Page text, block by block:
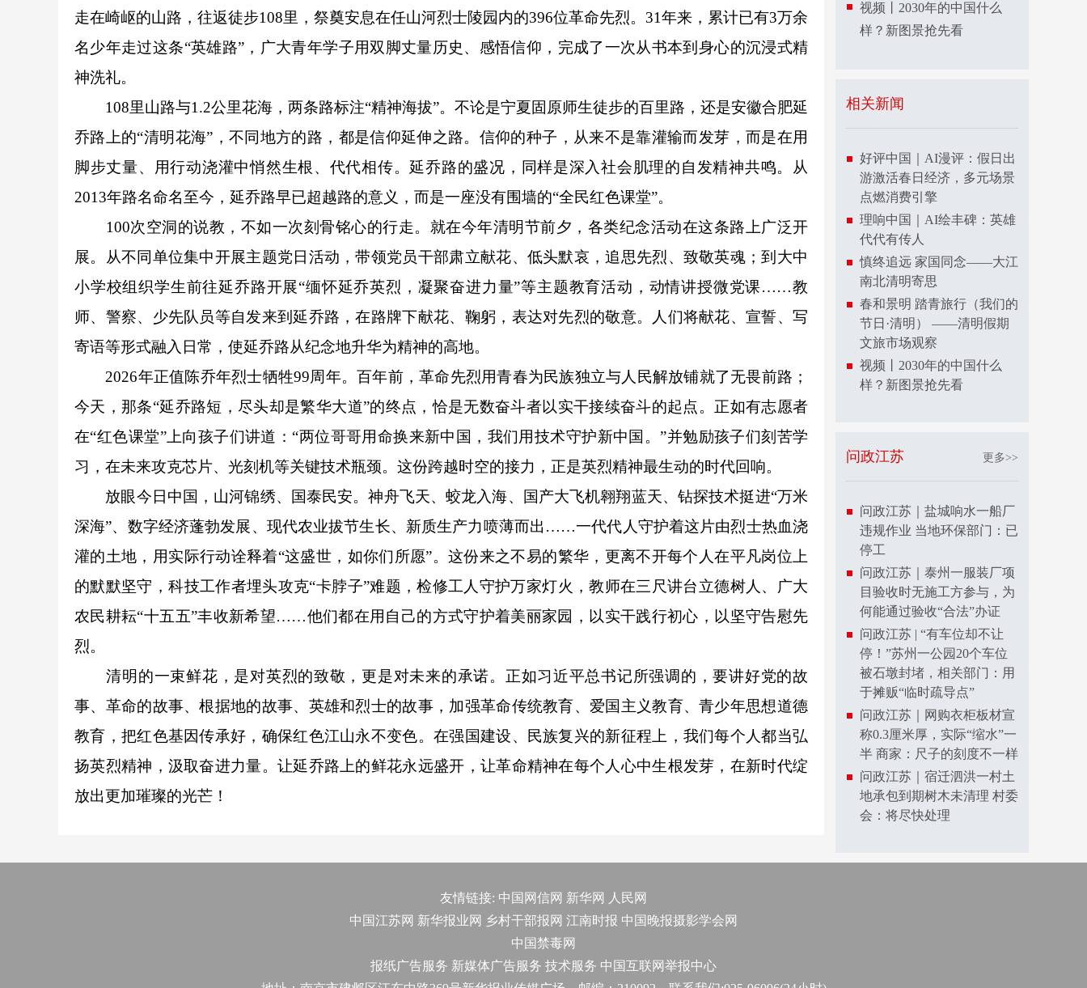
走在崎岖的山路，往返徒步108里，祭奠安息在任山河烈士陵园内的396位革命先烈。31年来，累计已有3万余
名少年走过这条“英雄路”，广大青年学子用双脚丈量历史、感悟信仰，完成了一次从书本到身心的沉浸式精
神洗礼。
108里山路与1.2公里花海，两条路标注“精神海拔”。不论是宁夏固原师生徒步的百里路，还是安徽合肥延
乔路上的“清明花海”，不同地方的路，都是信仰延伸之路。信仰的种子，从来不是靠灌输而发芽，而是在用
脚步丈量、用行动浇灌中悄然生根、代代相传。延乔路的盛况，同样是深入社会肌理的自发精神共鸣。从
2013年路名命名至今，延乔路早已超越路的意义，而是一座没有围墙的“全民红色课堂”。
100次空洞的说教，不如一次刻骨铭心的行走。就在今年清明节前夕，各类纪念活动在这条路上广泛开
展。从不同单位集中开展主题党日活动，带领党员干部肃立献花、低头默哀，追思先烈、致敬英魂；到大中
小学校组织学生前往延乔路开展“缅怀延乔英烈，凝聚奋进力量”等主题教育活动，动情讲授微党课……教
师、警察、少先队员等自发来到延乔路，在路牌下献花、鞠躬，表达对先烈的敬意。人们将献花、宣誓、写
寄语等形式融入日常，使延乔路从纪念地升华为精神的高地。
2026年正值陈乔年烈士牺牲99周年。百年前，革命先烈用青春为民族独立与人民解放铺就了无畏前路；
今天，那条“延乔路短，尽头却是繁华大道”的终点，恰是无数奋斗者以实干接续奋斗的起点。正如有志愿者
在“红色课堂”上向孩子们讲道：“两位哥哥用命换来新中国，我们用技术守护新中国。”并勉励孩子们刻苦学
习，在未来攻克芯片、光刻机等关键技术瓶颈。这份跨越时空的接力，正是英烈精神最生动的时代回响。
放眼今日中国，山河锦绣、国泰民安。神舟飞天、蛟龙入海、国产大飞机翱翔蓝天、钻探技术挺进“万米
深海”、数字经济蓬勃发展、现代农业拔节生长、新质生产力喷薄而出……一代代人守护着这片由烈士热血浇
灌的土地，用实际行动诠释着“这盛世，如你们所愿”。这份来之不易的繁华，更离不开每个人在平凡岗位上
的默默坚守，科技工作者埋头攻克“卡脖子”难题，检修工人守护万家灯火，教师在三尺讲台立德树人、广大
农民耕耘“十五五”丰收新希望……他们都在用自己的方式守护着美丽家园，以实干践行初心，以坚守告慰先
烈。
清明的一束鲜花，是对英烈的致敬，更是对未来的承诺。正如习近平总书记所强调的，要讲好党的故
事、革命的故事、根据地的故事、英雄和烈士的故事，加强革命传统教育、爱国主义教育、青少年思想道德
教育，把红色基因传承好，确保红色江山永不变色。在强国建设、民族复兴的新征程上，我们每个人都当弘
扬英烈精神，汲取奋进力量。让延乔路上的鲜花永远盛开，让革命精神在每个人心中生根发芽，在新时代绽
放出更加璀璨的光芒！
视频丨2030年的中国什么
样？新图景抢先看
相关新闻
好评中国｜AI漫评：假日出
游激活春日经济，多元场景
点燃消费引擎
理响中国｜AI绘丰碑：英雄
代代有传人
慎终追远 家国同念——大江
南北清明寄思
春和景明 踏青旅行（我们的
节日·清明） ——清明假期
文旅市场观察
视频丨2030年的中国什么
样？新图景抢先看
问政江苏 更多>>
问政江苏｜盐城响水一船厂
违规作业 当地环保部门：已
停工
问政江苏｜泰州一服装厂项
目验收时无施工方参与，为
何能通过验收“合法”办证
问政江苏 | “有车位却不让
停！”苏州一公园20个车位
被石墩封堵，相关部门：用
于摊贩“临时疏导点”
问政江苏｜网购衣柜板材宣
称0.3厘米厚，实际“缩水”一
半 商家：尺子的刻度不一样
问政江苏｜宿迁泗洪一村土
地承包到期树木未清理 村委
会：将尽快处理
友情链接: 中国网信网 新华网
人民网
中国江苏网 新华报业网 乡村干部报网 江南时报 中国晚报摄影学会网
中国禁毒网
报纸广告服务 新媒体广告服务 技术服务 中国互联网举报中心